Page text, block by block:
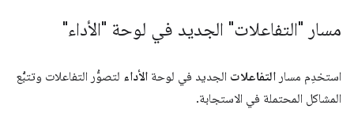
مسار "التفاعلات" الجديد في لوحة "الأداء"
استخدِم مسار التفاعلات الجديد في لوحة الأداء لتصوُّر التفاعلات وتتبُّع
المشاكل المحتملة في الاستجابة.